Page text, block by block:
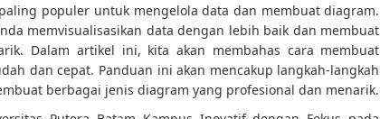
populer untuk mengelola data dan membuat diagram.
memvisualisasikan data dengan lebih baik dan membuat
Dalam artikel ini, kita akan membahas cara membuat
dan cepat. Panduan ini akan mencakup langkah-langkah
berbagai jenis diagram yang profesional dan menarik.